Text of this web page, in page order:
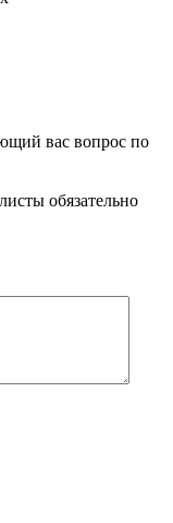
вас вопрос по
обязательно